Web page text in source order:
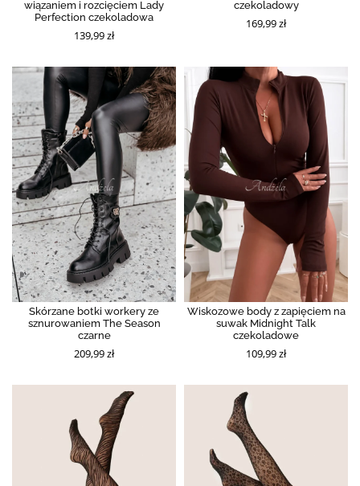
wiązaniem i rozcięciem Lady
Perfection czekoladowa
139,99 zł
czekoladowy
169,99 zł
Skórzane botki workery ze
sznurowaniem The Season
czarne
209,99 zł
Wiskozowe body z zapięciem na
suwak Midnight Talk
czekoladowe
109,99 zł